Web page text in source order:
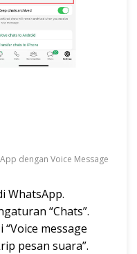
dengan Voice Message
WhatsApp.
“Chats”.
message
pesan suara”.